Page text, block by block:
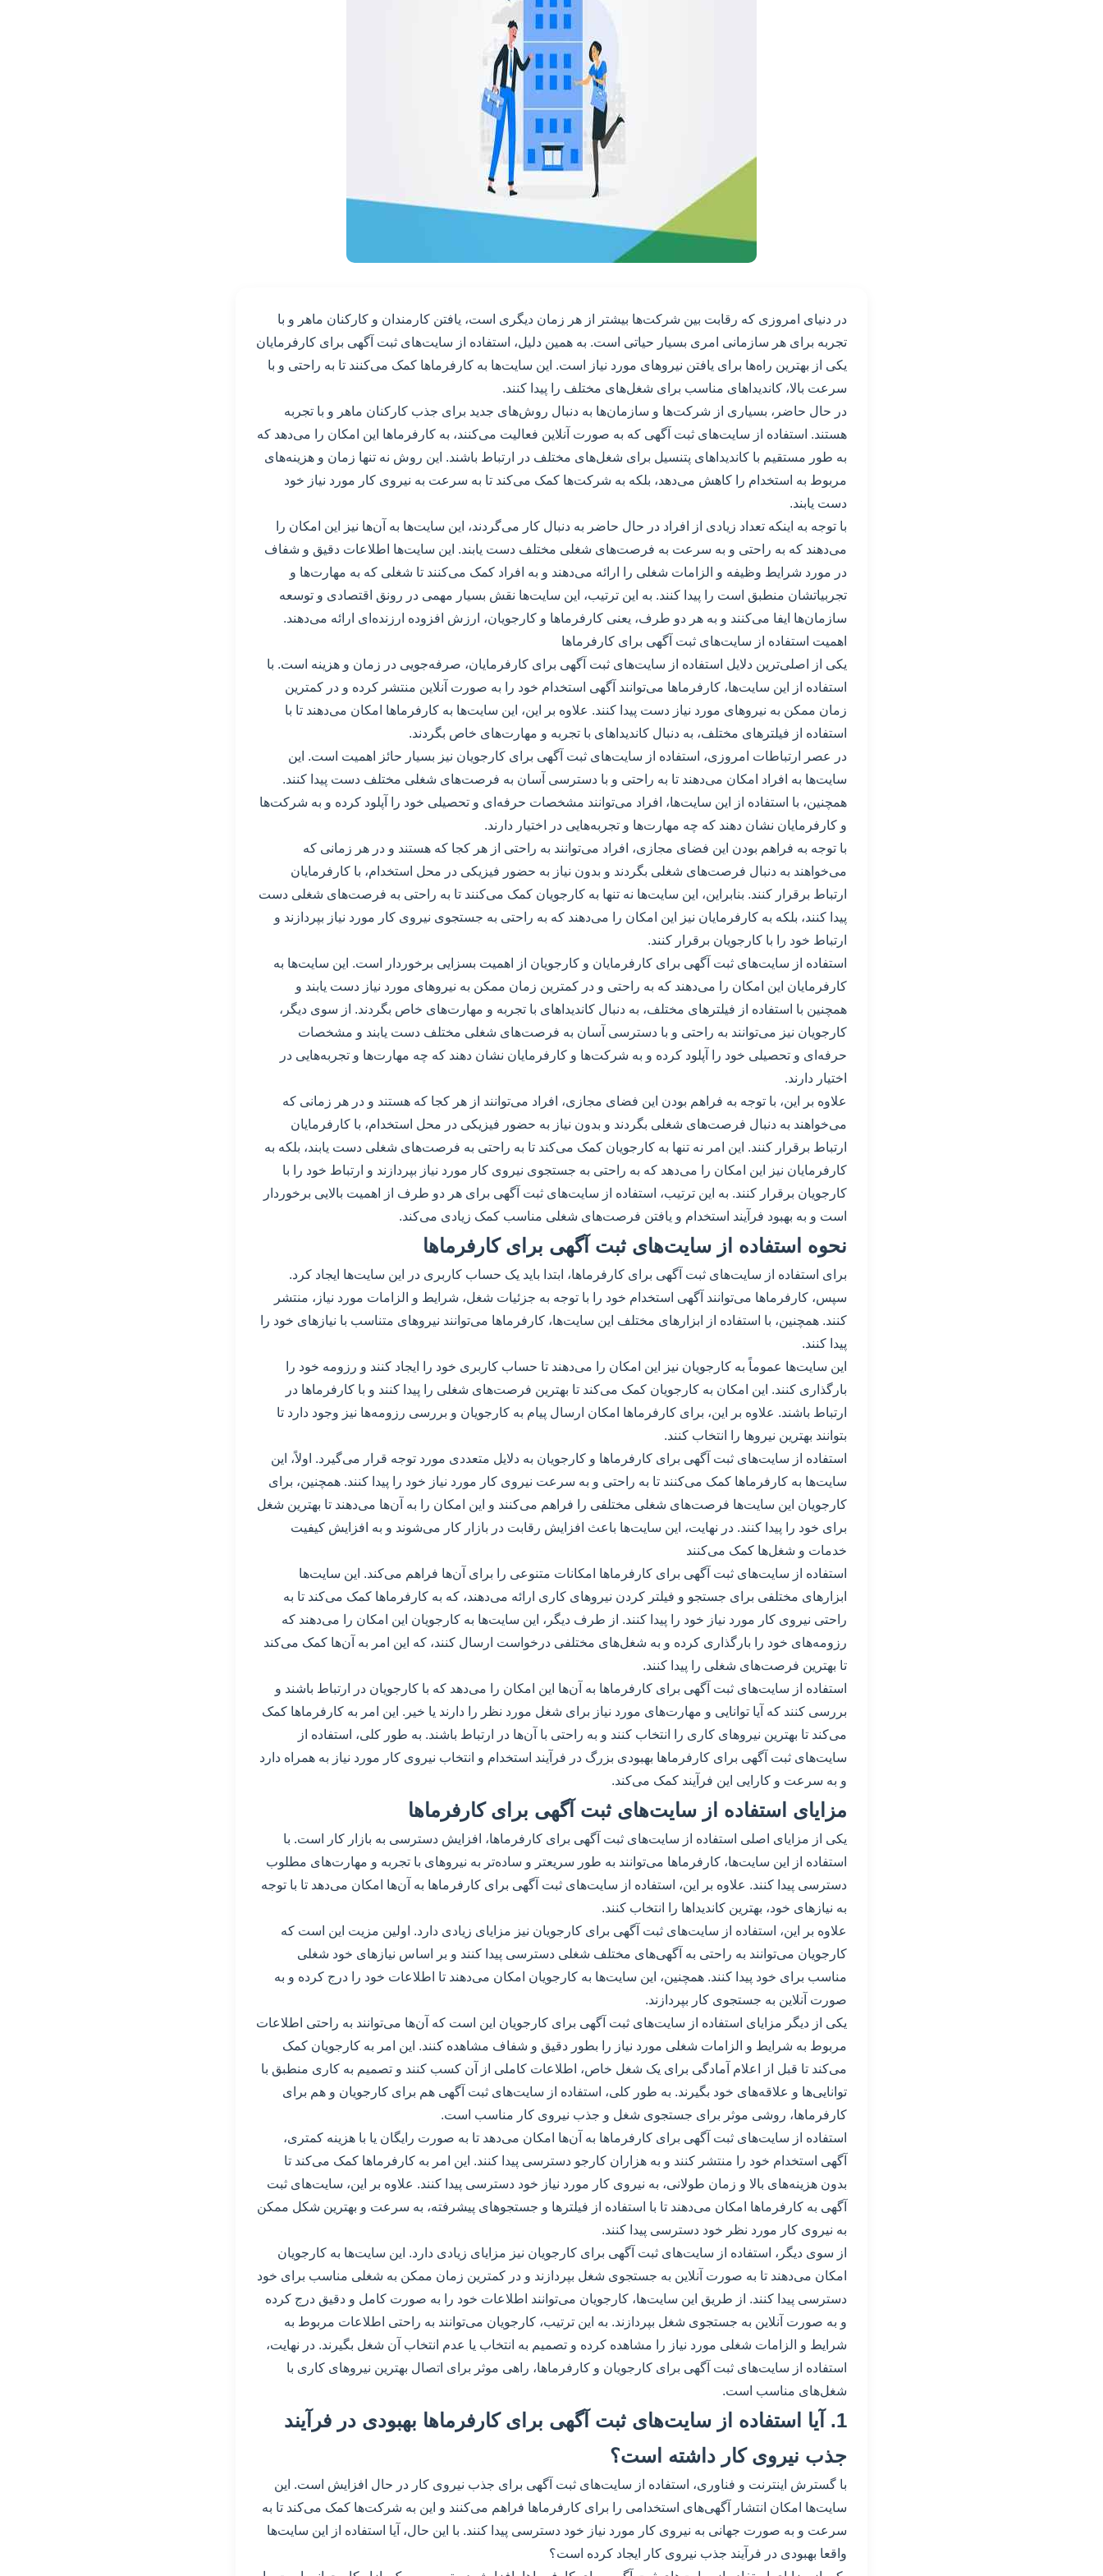
در دنیای امروزی که رقابت بین شرکت‌ها بیشتر از هر زمان دیگری است، یافتن کارمندان و کارکنان ماهر و با
تجربه برای هر سازمانی امری بسیار حیاتی است. به همین دلیل، استفاده از سایت‌های ثبت آگهی برای کارفرمایان
یکی از بهترین راه‌ها برای یافتن نیروهای مورد نیاز است. این سایت‌ها به کارفرماها کمک می‌کنند تا به راحتی و با
سرعت بالا، کاندیداهای مناسب برای شغل‌های مختلف را پیدا کنند.
در حال حاضر، بسیاری از شرکت‌ها و سازمان‌ها به دنبال روش‌های جدید برای جذب کارکنان ماهر و با تجربه
هستند. استفاده از سایت‌های ثبت آگهی که به صورت آنلاین فعالیت می‌کنند، به کارفرماها این امکان را می‌دهد که
به طور مستقیم با کاندیداهای پتنسیل برای شغل‌های مختلف در ارتباط باشند. این روش نه تنها زمان و هزینه‌های
مربوط به استخدام را کاهش می‌دهد، بلکه به شرکت‌ها کمک می‌کند تا به سرعت به نیروی کار مورد نیاز خود
دست یابند.
با توجه به اینکه تعداد زیادی از افراد در حال حاضر به دنبال کار می‌گردند، این سایت‌ها به آن‌ها نیز این امکان را
می‌دهند که به راحتی و به سرعت به فرصت‌های شغلی مختلف دست یابند. این سایت‌ها اطلاعات دقیق و شفاف
در مورد شرایط وظیفه و الزامات شغلی را ارائه می‌دهند و به افراد کمک می‌کنند تا شغلی که به مهارت‌ها و
تجربیاتشان منطبق است را پیدا کنند. به این ترتیب، این سایت‌ها نقش بسیار مهمی در رونق اقتصادی و توسعه
سازمان‌ها ایفا می‌کنند و به هر دو طرف، یعنی کارفرماها و کارجویان، ارزش افزوده ارزنده‌ای ارائه می‌دهند.
اهمیت استفاده از سایت‌های ثبت آگهی برای کارفرماها
یکی از اصلی‌ترین دلایل استفاده از سایت‌های ثبت آگهی برای کارفرمایان، صرفه‌جویی در زمان و هزینه است. با
استفاده از این سایت‌ها، کارفرماها می‌توانند آگهی استخدام خود را به صورت آنلاین منتشر کرده و در کمترین
زمان ممکن به نیروهای مورد نیاز دست پیدا کنند. علاوه بر این، این سایت‌ها به کارفرماها امکان می‌دهند تا با
استفاده از فیلترهای مختلف، به دنبال کاندیداهای با تجربه و مهارت‌های خاص بگردند.
در عصر ارتباطات امروزی، استفاده از سایت‌های ثبت آگهی برای کارجویان نیز بسیار حائز اهمیت است. این
سایت‌ها به افراد امکان می‌دهند تا به راحتی و با دسترسی آسان به فرصت‌های شغلی مختلف دست پیدا کنند.
همچنین، با استفاده از این سایت‌ها، افراد می‌توانند مشخصات حرفه‌ای و تحصیلی خود را آپلود کرده و به شرکت‌ها
و کارفرمایان نشان دهند که چه مهارت‌ها و تجربه‌هایی در اختیار دارند.
با توجه به فراهم بودن این فضای مجازی، افراد می‌توانند به راحتی از هر کجا که هستند و در هر زمانی که
می‌خواهند به دنبال فرصت‌های شغلی بگردند و بدون نیاز به حضور فیزیکی در محل استخدام، با کارفرمایان
ارتباط برقرار کنند. بنابراین، این سایت‌ها نه تنها به کارجویان کمک می‌کنند تا به راحتی به فرصت‌های شغلی دست
پیدا کنند، بلکه به کارفرمایان نیز این امکان را می‌دهند که به راحتی به جستجوی نیروی کار مورد نیاز بپردازند و
ارتباط خود را با کارجویان برقرار کنند.
استفاده از سایت‌های ثبت آگهی برای کارفرمایان و کارجویان از اهمیت بسزایی برخوردار است. این سایت‌ها به
کارفرمایان این امکان را می‌دهند که به راحتی و در کمترین زمان ممکن به نیروهای مورد نیاز دست یابند و
همچنین با استفاده از فیلترهای مختلف، به دنبال کاندیداهای با تجربه و مهارت‌های خاص بگردند. از سوی دیگر،
کارجویان نیز می‌توانند به راحتی و با دسترسی آسان به فرصت‌های شغلی مختلف دست یابند و مشخصات
حرفه‌ای و تحصیلی خود را آپلود کرده و به شرکت‌ها و کارفرمایان نشان دهند که چه مهارت‌ها و تجربه‌هایی در
اختیار دارند.
علاوه بر این، با توجه به فراهم بودن این فضای مجازی، افراد می‌توانند از هر کجا که هستند و در هر زمانی که
می‌خواهند به دنبال فرصت‌های شغلی بگردند و بدون نیاز به حضور فیزیکی در محل استخدام، با کارفرمایان
ارتباط برقرار کنند. این امر نه تنها به کارجویان کمک می‌کند تا به راحتی به فرصت‌های شغلی دست یابند، بلکه به
کارفرمایان نیز این امکان را می‌دهد که به راحتی به جستجوی نیروی کار مورد نیاز بپردازند و ارتباط خود را با
کارجویان برقرار کنند. به این ترتیب، استفاده از سایت‌های ثبت آگهی برای هر دو طرف از اهمیت بالایی برخوردار
است و به بهبود فرآیند استخدام و یافتن فرصت‌های شغلی مناسب کمک زیادی می‌کند.
نحوه استفاده از سایت‌های ثبت آگهی برای کارفرماها
برای استفاده از سایت‌های ثبت آگهی برای کارفرماها، ابتدا باید یک حساب کاربری در این سایت‌ها ایجاد کرد.
سپس، کارفرماها می‌توانند آگهی استخدام خود را با توجه به جزئیات شغل، شرایط و الزامات مورد نیاز، منتشر
کنند. همچنین، با استفاده از ابزارهای مختلف این سایت‌ها، کارفرماها می‌توانند نیروهای متناسب با نیازهای خود را
پیدا کنند.
این سایت‌ها عموماً به کارجویان نیز این امکان را می‌دهند تا حساب کاربری خود را ایجاد کنند و رزومه خود را
بارگذاری کنند. این امکان به کارجویان کمک می‌کند تا بهترین فرصت‌های شغلی را پیدا کنند و با کارفرماها در
ارتباط باشند. علاوه بر این، برای کارفرماها امکان ارسال پیام به کارجویان و بررسی رزومه‌ها نیز وجود دارد تا
بتوانند بهترین نیروها را انتخاب کنند.
استفاده از سایت‌های ثبت آگهی برای کارفرماها و کارجویان به دلایل متعددی مورد توجه قرار می‌گیرد. اولاً، این
سایت‌ها به کارفرماها کمک می‌کنند تا به راحتی و به سرعت نیروی کار مورد نیاز خود را پیدا کنند. همچنین، برای
کارجویان این سایت‌ها فرصت‌های شغلی مختلفی را فراهم می‌کنند و این امکان را به آن‌ها می‌دهند تا بهترین شغل
برای خود را پیدا کنند. در نهایت، این سایت‌ها باعث افزایش رقابت در بازار کار می‌شوند و به افزایش کیفیت
خدمات و شغل‌ها کمک می‌کنند
استفاده از سایت‌های ثبت آگهی برای کارفرماها امکانات متنوعی را برای آن‌ها فراهم می‌کند. این سایت‌ها
ابزارهای مختلفی برای جستجو و فیلتر کردن نیروهای کاری ارائه می‌دهند، که به کارفرماها کمک می‌کند تا به
راحتی نیروی کار مورد نیاز خود را پیدا کنند. از طرف دیگر، این سایت‌ها به کارجویان این امکان را می‌دهند که
رزومه‌های خود را بارگذاری کرده و به شغل‌های مختلفی درخواست ارسال کنند، که این امر به آن‌ها کمک می‌کند
تا بهترین فرصت‌های شغلی را پیدا کنند.
استفاده از سایت‌های ثبت آگهی برای کارفرماها به آن‌ها این امکان را می‌دهد که با کارجویان در ارتباط باشند و
بررسی کنند که آیا توانایی و مهارت‌های مورد نیاز برای شغل مورد نظر را دارند یا خیر. این امر به کارفرماها کمک
می‌کند تا بهترین نیروهای کاری را انتخاب کنند و به راحتی با آن‌ها در ارتباط باشند. به طور کلی، استفاده از
سایت‌های ثبت آگهی برای کارفرماها بهبودی بزرگ در فرآیند استخدام و انتخاب نیروی کار مورد نیاز به همراه دارد
و به سرعت و کارایی این فرآیند کمک می‌کند.
مزایای استفاده از سایت‌های ثبت آگهی برای کارفرماها
یکی از مزایای اصلی استفاده از سایت‌های ثبت آگهی برای کارفرماها، افزایش دسترسی به بازار کار است. با
استفاده از این سایت‌ها، کارفرماها می‌توانند به طور سریعتر و ساده‌تر به نیروهای با تجربه و مهارت‌های مطلوب
دسترسی پیدا کنند. علاوه بر این، استفاده از سایت‌های ثبت آگهی برای کارفرماها به آن‌ها امکان می‌دهد تا با توجه
به نیازهای خود، بهترین کاندیداها را انتخاب کنند.
علاوه بر این، استفاده از سایت‌های ثبت آگهی برای کارجویان نیز مزایای زیادی دارد. اولین مزیت این است که
کارجویان می‌توانند به راحتی به آگهی‌های مختلف شغلی دسترسی پیدا کنند و بر اساس نیازهای خود شغلی
مناسب برای خود پیدا کنند. همچنین، این سایت‌ها به کارجویان امکان می‌دهند تا اطلاعات خود را درج کرده و به
صورت آنلاین به جستجوی کار بپردازند.
یکی از دیگر مزایای استفاده از سایت‌های ثبت آگهی برای کارجویان این است که آن‌ها می‌توانند به راحتی اطلاعات
مربوط به شرایط و الزامات شغلی مورد نیاز را بطور دقیق و شفاف مشاهده کنند. این امر به کارجویان کمک
می‌کند تا قبل از اعلام آمادگی برای یک شغل خاص، اطلاعات کاملی از آن کسب کنند و تصمیم به کاری منطبق با
توانایی‌ها و علاقه‌های خود بگیرند. به طور کلی، استفاده از سایت‌های ثبت آگهی هم برای کارجویان و هم برای
کارفرماها، روشی موثر برای جستجوی شغل و جذب نیروی کار مناسب است.
استفاده از سایت‌های ثبت آگهی برای کارفرماها به آن‌ها امکان می‌دهد تا به صورت رایگان یا با هزینه کمتری،
آگهی استخدام خود را منتشر کنند و به هزاران کارجو دسترسی پیدا کنند. این امر به کارفرماها کمک می‌کند تا
بدون هزینه‌های بالا و زمان طولانی، به نیروی کار مورد نیاز خود دسترسی پیدا کنند. علاوه بر این، سایت‌های ثبت
آگهی به کارفرماها امکان می‌دهند تا با استفاده از فیلترها و جستجوهای پیشرفته، به سرعت و بهترین شکل ممکن
به نیروی کار مورد نظر خود دسترسی پیدا کنند.
از سوی دیگر، استفاده از سایت‌های ثبت آگهی برای کارجویان نیز مزایای زیادی دارد. این سایت‌ها به کارجویان
امکان می‌دهند تا به صورت آنلاین به جستجوی شغل بپردازند و در کمترین زمان ممکن به شغلی مناسب برای خود
دسترسی پیدا کنند. از طریق این سایت‌ها، کارجویان می‌توانند اطلاعات خود را به صورت کامل و دقیق درج کرده
و به صورت آنلاین به جستجوی شغل بپردازند. به این ترتیب، کارجویان می‌توانند به راحتی اطلاعات مربوط به
شرایط و الزامات شغلی مورد نیاز را مشاهده کرده و تصمیم به انتخاب یا عدم انتخاب آن شغل بگیرند. در نهایت،
استفاده از سایت‌های ثبت آگهی برای کارجویان و کارفرماها، راهی موثر برای اتصال بهترین نیروهای کاری با
شغل‌های مناسب است.
1. آیا استفاده از سایت‌های ثبت آگهی برای کارفرماها بهبودی در فرآیند
جذب نیروی کار داشته است؟
با گسترش اینترنت و فناوری، استفاده از سایت‌های ثبت آگهی برای جذب نیروی کار در حال افزایش است. این
سایت‌ها امکان انتشار آگهی‌های استخدامی را برای کارفرماها فراهم می‌کنند و این به شرکت‌ها کمک می‌کند تا به
سرعت و به صورت جهانی به نیروی کار مورد نیاز خود دسترسی پیدا کنند. با این حال، آیا استفاده از این سایت‌ها
واقعا بهبودی در فرآیند جذب نیروی کار ایجاد کرده است؟